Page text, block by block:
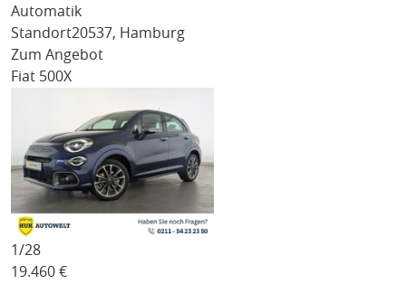
Automatik
Standort20537, Hamburg
Zum Angebot
Fiat 500X
1/28
19.460 €